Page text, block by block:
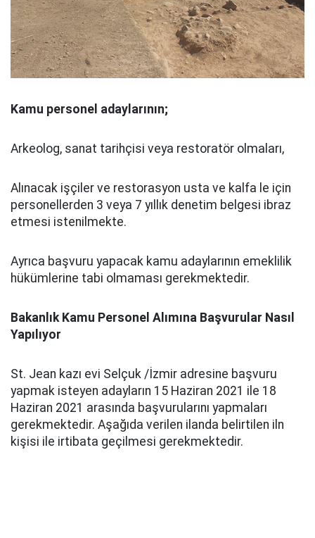
Kamu personel adaylarının;
Arkeolog, sanat tarihçisi veya restoratör olmaları,
Alınacak işçiler ve restorasyon usta ve kalfa le için
personellerden 3 veya 7 yıllık denetim belgesi ibraz
etmesi istenilmekte.
Ayrıca başvuru yapacak kamu adaylarının emeklilik
hükümlerine tabi olmaması gerekmektedir.
Bakanlık Kamu Personel Alımına Başvurular Nasıl
Yapılıyor
St. Jean kazı evi Selçuk /İzmir adresine başvuru
yapmak isteyen adayların 15 Haziran 2021 ile 18
Haziran 2021 arasında başvurularını yapmaları
gerekmektedir. Aşağıda verilen ilanda belirtilen iln
kişisi ile irtibata geçilmesi gerekmektedir.